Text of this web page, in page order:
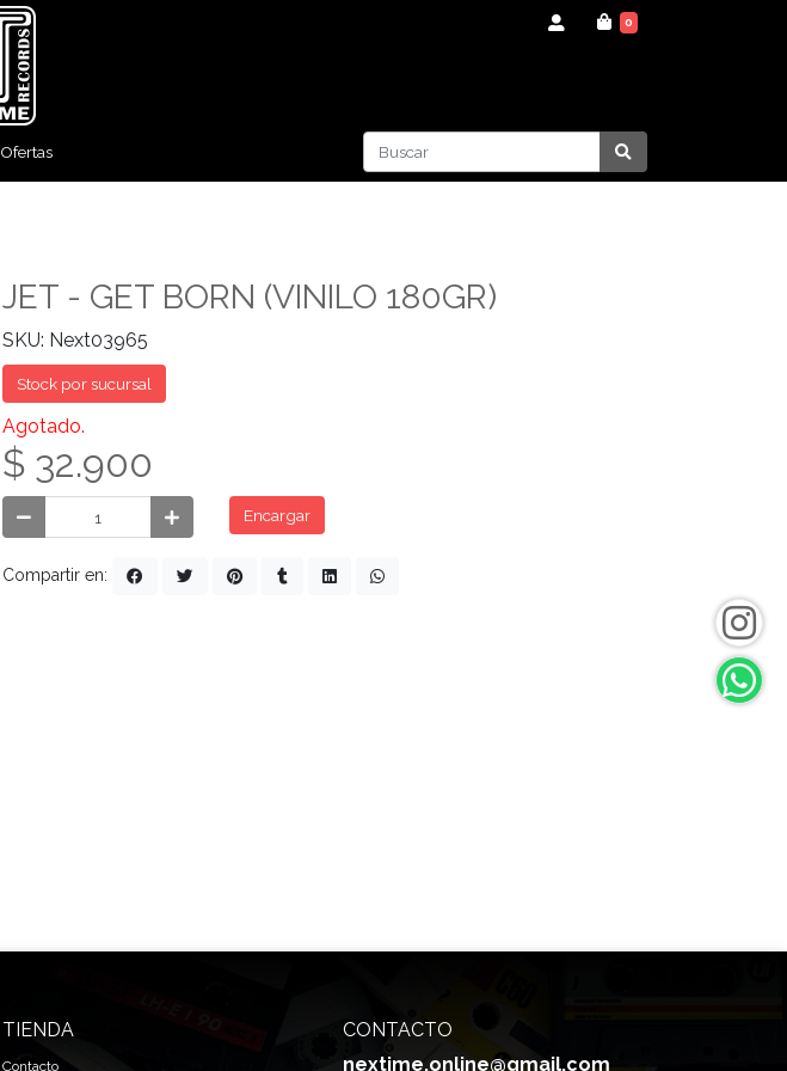
0
Ofertas
JET - GET BORN (VINILO 180GR)
SKU: Next03965
Stock por sucursal
Agotado.
$ 32.900
Encargar
Compartir en:
TIENDA
Contacto
CONTACTO
nextime.online@gmail.com